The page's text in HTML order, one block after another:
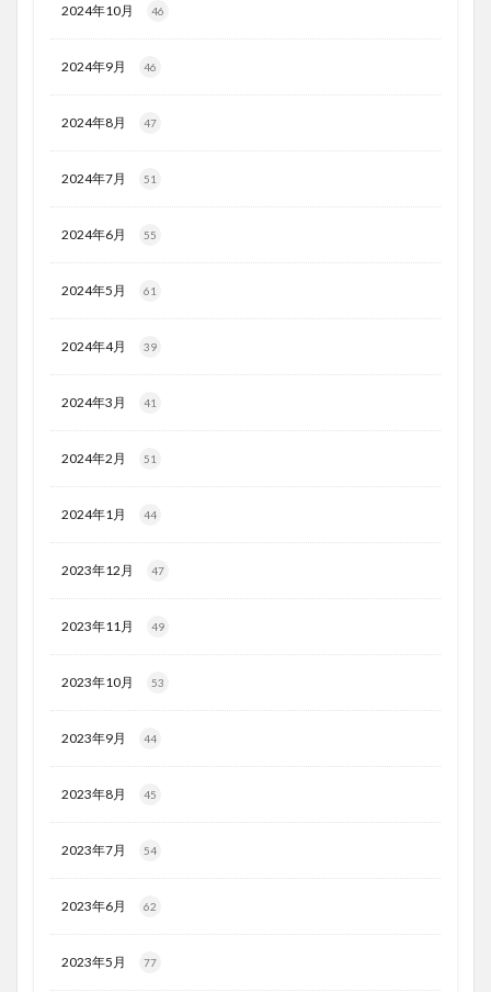
2024年10月 46
2024年9月 46
2024年8月 47
2024年7月 51
2024年6月 55
2024年5月 61
2024年4月 39
2024年3月 41
2024年2月 51
2024年1月 44
2023年12月 47
2023年11月 49
2023年10月 53
2023年9月 44
2023年8月 45
2023年7月 54
2023年6月 62
2023年5月 77